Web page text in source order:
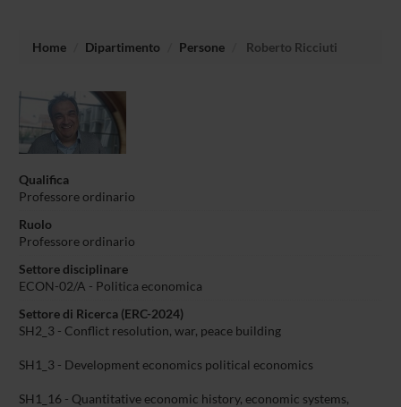
Home Dipartimento Persone Roberto Ricciuti
Qualifica
Professore ordinario
Ruolo
Professore ordinario
Settore disciplinare
ECON-02/A - Politica economica
Settore di Ricerca (ERC-2024)
SH2_3 - Conflict resolution, war, peace building
SH1_3 - Development economics political economics
SH1_16 - Quantitative economic history, economic systems,